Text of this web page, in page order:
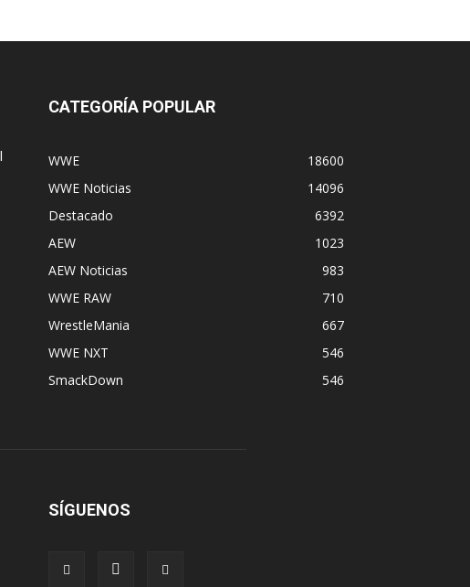
CATEGORÍA POPULAR
WWE
18600
WWE Noticias
14096
Destacado
6392
AEW
1023
AEW Noticias
983
WWE RAW
710
WrestleMania
667
WWE NXT
546
SmackDown
546
SÍGUENOS